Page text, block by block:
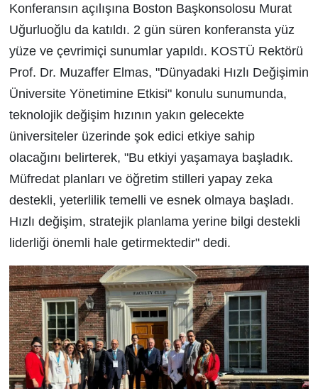
Konferansın açılışına Boston Başkonsolosu Murat
Uğurluoğlu da katıldı. 2 gün süren konferansta yüz
yüze ve çevrimiçi sunumlar yapıldı. KOSTÜ Rektörü
Prof. Dr. Muzaffer Elmas, "Dünyadaki Hızlı Değişimin
Üniversite Yönetimine Etkisi" konulu sunumunda,
teknolojik değişim hızının yakın gelecekte
üniversiteler üzerinde şok edici etkiye sahip
olacağını belirterek, "Bu etkiyi yaşamaya başladık.
Müfredat planları ve öğretim stilleri yapay zeka
destekli, yeterlilik temelli ve esnek olmaya başladı.
Hızlı değişim, stratejik planlama yerine bilgi destekli
liderliği önemli hale getirmektedir" dedi.